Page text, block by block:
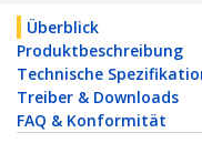
Überblick
Produktbeschreibung
Technische
Treiber & Downloads
FAQ & Konformität